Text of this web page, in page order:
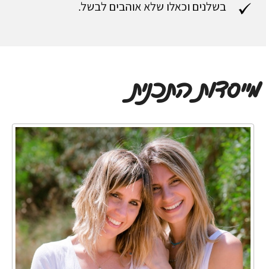
בשלנים וכאלו שלא אוהבים לבשל.
מייסדות התכנית